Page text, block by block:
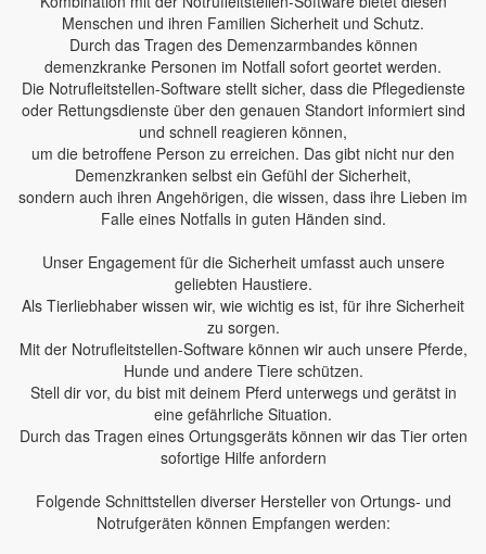
Menschen und ihren Familien Sicherheit und Schutz.
Durch das Tragen des Demenzarmbandes können
demenzkranke Personen im Notfall sofort geortet werden.
Die Notrufleitstellen-Software stellt sicher, dass die Pflegedienste
oder Rettungsdienste über den genauen Standort informiert sind
und schnell reagieren können,
um die betroffene Person zu erreichen. Das gibt nicht nur den
Demenzkranken selbst ein Gefühl der Sicherheit,
sondern auch ihren Angehörigen, die wissen, dass ihre Lieben im
Falle eines Notfalls in guten Händen sind.
Unser Engagement für die Sicherheit umfasst auch unsere
geliebten Haustiere.
Als Tierliebhaber wissen wir, wie wichtig es ist, für ihre Sicherheit
zu sorgen.
Mit der Notrufleitstellen-Software können wir auch unsere Pferde,
Hunde und andere Tiere schützen.
Stell dir vor, du bist mit deinem Pferd unterwegs und gerätst in
eine gefährliche Situation.
Durch das Tragen eines Ortungsgeräts können wir das Tier orten
sofortige Hilfe anfordern
Folgende Schnittstellen diverser Hersteller von Ortungs- und
Notrufgeräten können Empfangen werden: